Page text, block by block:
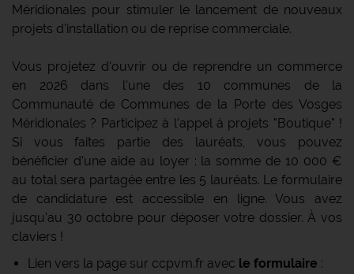
Méridionales pour stimuler le lancement de nouveaux
projets d'installation ou de reprise commerciale.
Vous projetez d'ouvrir ou de reprendre un commerce
en 2026 dans l'une des 10 communes de la
Communauté de Communes de la Porte des Vosges
Méridionales ? Participez à l'appel à projets "Boutique" !
Si vous faites partie des lauréats, vous pouvez
bénéficier d'une aide au loyer : la somme de 10 000 €
au total sera partagée entre les 5 lauréats. Le formulaire
de candidature est accessible en ligne. Vous avez
jusqu'au 30 octobre pour déposer votre dossier. À vos
claviers !
Lien vers la page sur ccpvm.fr avec le formulaire :